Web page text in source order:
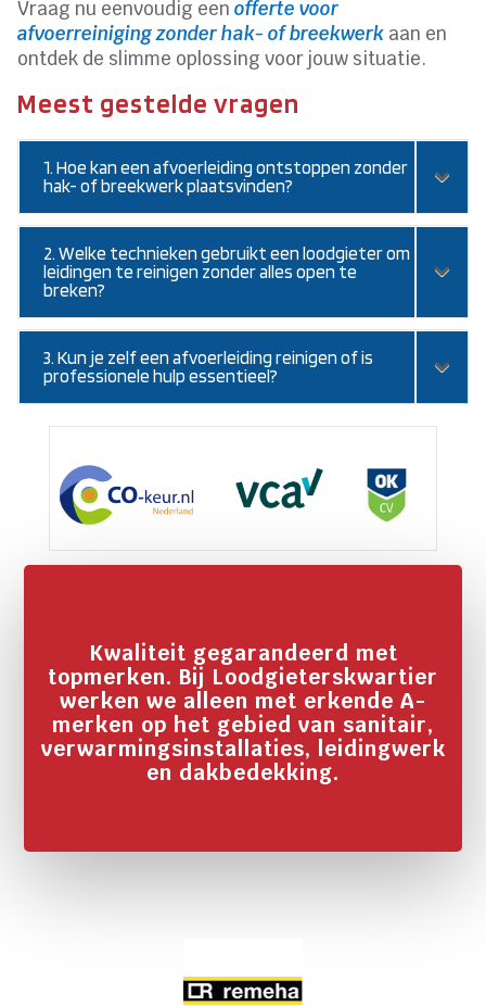
Vraag nu eenvoudig eenofferte voor
afvoerreiniging zonder hak- of breekwerk aan en
ontdek de slimme oplossing voor jouw situatie.
Meest gestelde vragen
1. Hoe kan een afvoerleiding ontstoppen zonder
hak- of breekwerk plaatsvinden?
2. Welke technieken gebruikt een loodgieter om
leidingen te reinigen zonder alles open te
breken?
3. Kun je zelf een afvoerleiding reinigen of is
professionele hulp essentieel?
Kwaliteit gegarandeerd met
topmerken. Bij Loodgieterskwartier
werken we alleen met erkende A-
merken op het gebied van sanitair,
verwarmingsinstallaties, leidingwerk
en dakbedekking.